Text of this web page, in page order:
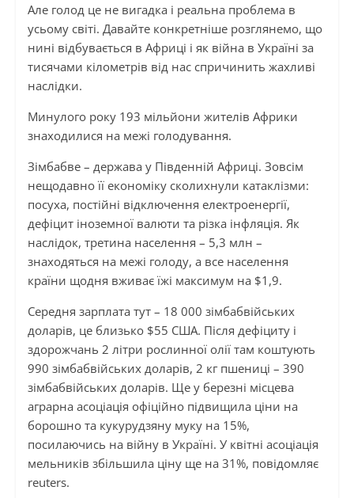
Але голод це не вигадка і реальна проблема в
усьому світі. Давайте конкретніше розглянемо, що
нині відбувається в Африці і як війна в Україні за
тисячами кілометрів від нас спричинить жахливі
наслідки.
Минулого року 193 мільйони жителів Африки
знаходилися на межі голодування.
Зімбабве – держава у Південній Африці. Зовсім
нещодавно її економіку сколихнули катаклізми:
посуха, постійні відключення електроенергії,
дефіцит іноземної валюти та різка інфляція. Як
наслідок, третина населення – 5,3 млн –
знаходяться на межі голоду, а все населення
країни щодня вживає їжі максимум на $1,9.
Середня зарплата тут – 18 000 зімбабвійських
доларів, це близько $55 США. Після дефіциту і
здорожчань 2 літри рослинної олії там коштують
990 зімбабвійських доларів, 2 кг пшениці – 390
зімбабвійських доларів. Ще у березні місцева
аграрна асоціація офіційно підвищила ціни на
борошно та кукурудзяну муку на 15%,
посилаючись на війну в Україні. У квітні асоціація
мельників збільшила ціну ще на 31%, повідомляє
reuters.